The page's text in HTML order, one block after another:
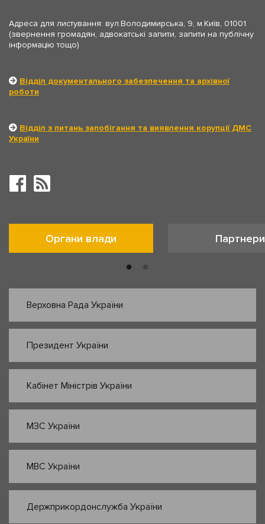
Адреса для листування: вул.Володимирська, 9, м.Київ, 01001
(звернення громадян, адвокатські запити, запити на публічну
інформацію тощо)
Відділ документального забезпечення та архівної
роботи
Відділ з питань запобігання та виявлення корупції ДМС
України
Органи влади Партнери
Верховна Рада України
Президент України
Кабінет Міністрів України
МЗС України
МВС України
Держприкордонслужба України